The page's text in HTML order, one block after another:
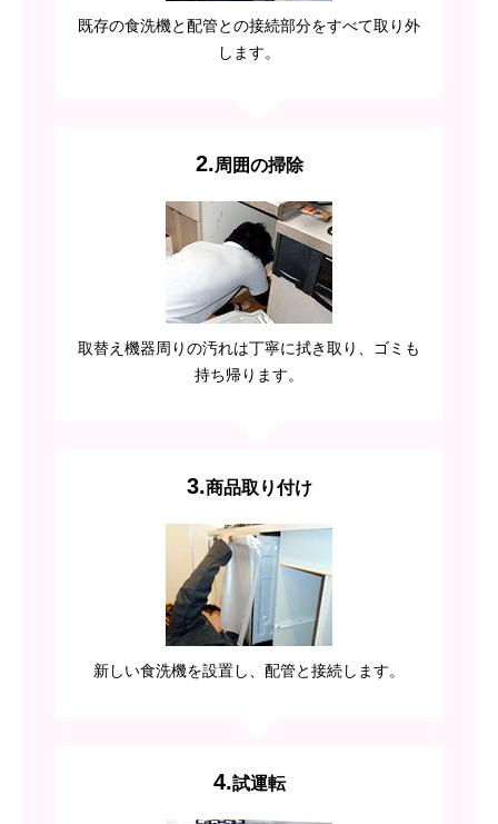
既存の食洗機と配管との接続部分をすべて取り外
します。
2.周囲の掃除
取替え機器周りの汚れは丁寧に拭き取り、ゴミも
持ち帰ります。
3.商品取り付け
新しい食洗機を設置し、配管と接続します。
4.試運転